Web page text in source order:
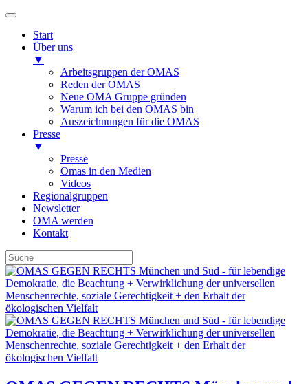
Start
Über uns
▼
Arbeitsgruppen der OMAS
Reden der OMAS
Neue OMA Gruppe gründen
Warum ich bei den OMAS bin
Auszeichnungen für die OMAS
Presse
▼
Presse
Omas in den Medien
Videos
Regionalgruppen
Newsletter
OMA werden
Kontakt